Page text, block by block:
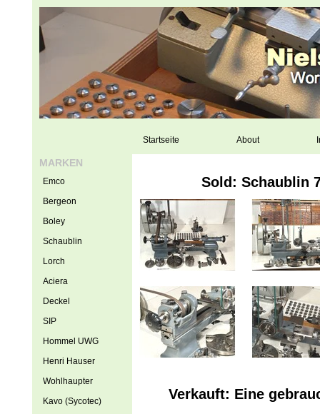
Startseite About
Sold: Schaublin
Verkauft: Eine
MARKEN
Emco
Bergeon
Boley
Schaublin
Lorch
Aciera
Deckel
SIP
Hommel UWG
Henri Hauser
Wohlhaupter
Kavo (Sycotec)